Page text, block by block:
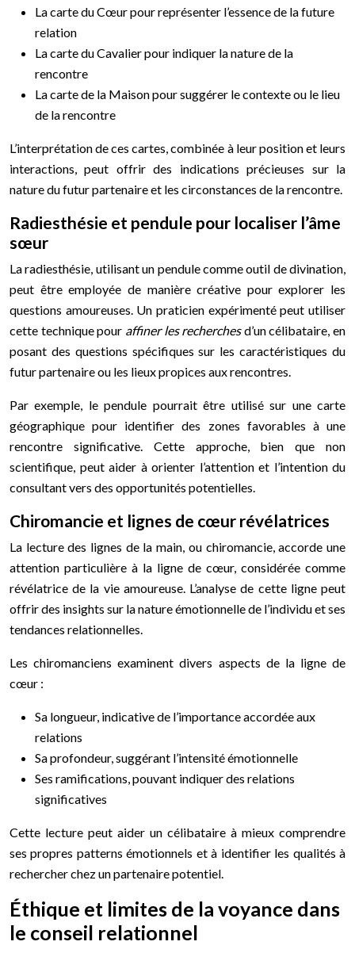
La carte du Cœur pour représenter l’essence de la future
relation
La carte du Cavalier pour indiquer la nature de la
rencontre
La carte de la Maison pour suggérer le contexte ou le lieu
de la rencontre
L’interprétation de ces cartes, combinée à leur position et leurs
interactions, peut offrir des indications précieuses sur la
nature du futur partenaire et les circonstances de la rencontre.
Radiesthésie et pendule pour localiser l’âme
sœur
La radiesthésie, utilisant un pendule comme outil de divination,
peut être employée de manière créative pour explorer les
questions amoureuses. Un praticien expérimenté peut utiliser
cette technique pour affiner les recherchesd’un célibataire, en
posant des questions spécifiques sur les caractéristiques du
futur partenaire ou les lieux propices aux rencontres.
Par exemple, le pendule pourrait être utilisé sur une carte
géographique pour identifier des zones favorables à une
rencontre significative. Cette approche, bien que non
scientifique, peut aider à orienter l’attention et l’intention du
consultant vers des opportunités potentielles.
Chiromancie et lignes de cœur révélatrices
La lecture des lignes de la main, ou chiromancie, accorde une
attention particulière à la ligne de cœur, considérée comme
révélatrice de la vie amoureuse. L’analyse de cette ligne peut
offrir des insights sur la nature émotionnelle de l’individu et ses
tendances relationnelles.
Les chiromanciens examinent divers aspects de la ligne de
cœur :
Sa longueur, indicative de l’importance accordée aux
relations
Sa profondeur, suggérant l’intensité émotionnelle
Ses ramifications, pouvant indiquer des relations
significatives
Cette lecture peut aider un célibataire à mieux comprendre
ses propres patterns émotionnels et à identifier les qualités à
rechercher chez un partenaire potentiel.
Éthique et limites de la voyance dans
le conseil relationnel